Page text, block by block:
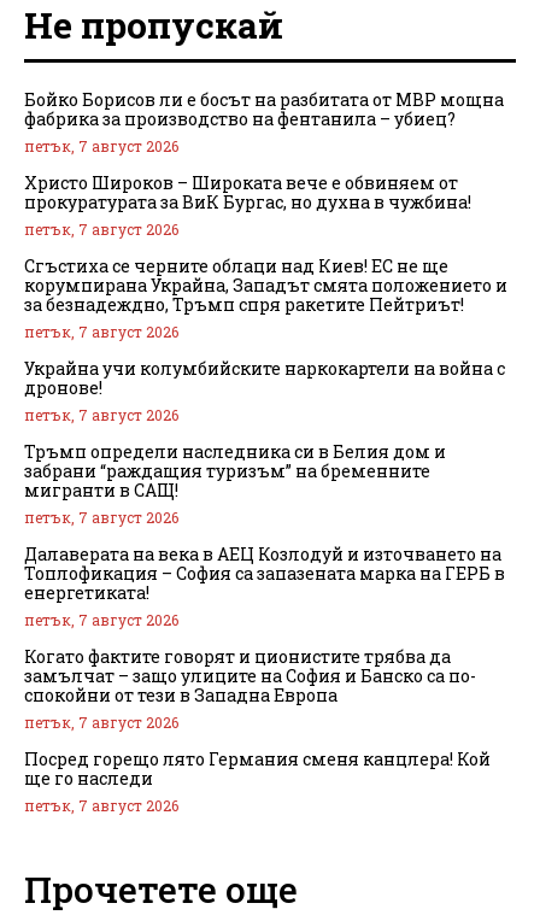
Не пропускай
Бойко Борисов ли е босът на разбитата от МВР мощна
фабрика за производство на фентанила – убиец?
петък, 7 август 2026
Христо Широков – Широката вече е обвиняем от
прокуратурата за ВиК Бургас, но духна в чужбина!
петък, 7 август 2026
Сгъстиха се черните облаци над Киев! ЕС не ще
корумпирана Украйна, Западът смята положението и
за безнадеждно, Тръмп спря ракетите Пейтриът!
петък, 7 август 2026
Украйна учи колумбийските наркокартели на война с
дронове!
петък, 7 август 2026
Тръмп определи наследника си в Белия дом и
забрани “раждащия туризъм” на бременните
мигранти в САЩ!
петък, 7 август 2026
Далаверата на века в АЕЦ Козлодуй и източването на
Топлофикация – София са запазената марка на ГЕРБ в
енергетиката!
петък, 7 август 2026
Когато фактите говорят и ционистите трябва да
замълчат – защо улиците на София и Банско са по-
спокойни от тези в Западна Европа
петък, 7 август 2026
Посред горещо лято Германия сменя канцлера! Кой
ще го наследи
петък, 7 август 2026
Прочетете още